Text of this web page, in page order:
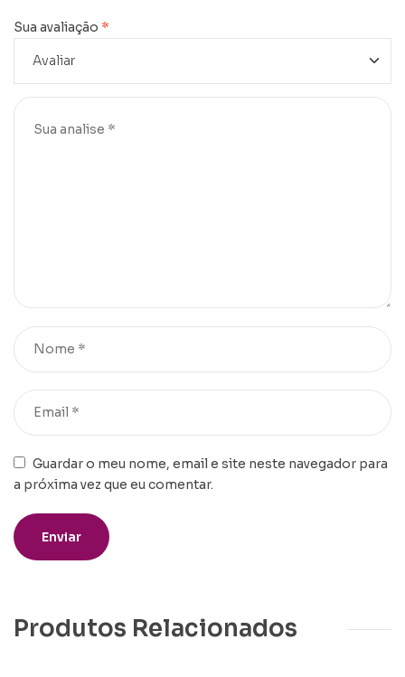
Sua avaliação *
Guardar o meu nome, email e site neste navegador para
a próxima vez que eu comentar.
Produtos Relacionados